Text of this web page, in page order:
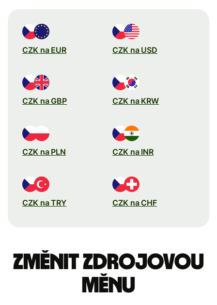
CZK na EUR CZK na USD
CZK na GBP CZK na KRW
CZK na PLN CZK na INR
CZK na TRY CZK na CHF
Změnit zdrojovou
měnu